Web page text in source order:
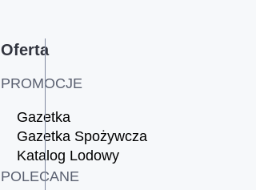
Oferta
PROMOCJE
Gazetka
Gazetka Spożywcza
Katalog Lodowy
POLECANE